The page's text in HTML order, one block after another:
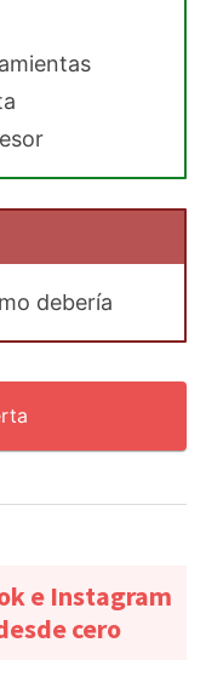
debería
e Instagram
cero